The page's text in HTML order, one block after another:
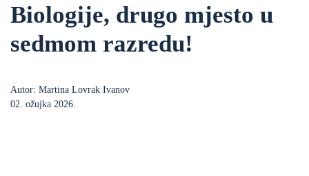
Biologije, drugo mjesto u
sedmom razredu!
Autor: Martina Lovrak Ivanov
02. ožujka 2026.